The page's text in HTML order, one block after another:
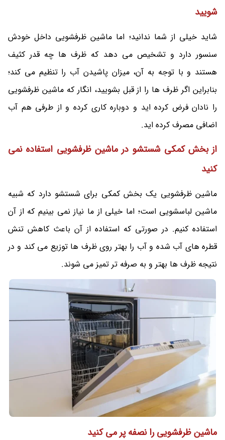
شویید
شاید خیلی از شما ندانید؛ اما ماشین ظرفشویی داخل خودش
سنسور دارد و تشخیص می دهد که ظرف ها چه قدر کثیف
هستند و با توجه به آن، میزان پاشیدن آب را تنظیم می‌ کند؛
بنابراین اگر ظرف ها را از قبل بشویید، انگار که ماشین ظرفشویی
را نادان فرض کرده اید و دوباره کاری کرده و از طرفی هم آب
اضافی مصرف کرده اید.
از بخش کمکی شستشو در ماشین ظرفشویی استفاده نمی
کنید
ماشین ظرفشویی یک بخش کمکی برای شستشو دارد که شبیه
ماشین لباسشویی است؛ اما خیلی از ما نیاز نمی بینیم که از آن
استفاده کنیم. در صورتی که استفاده از آن باعث کاهش تنش
قطره های آب شده و آب را بهتر روی ظرف ها توزیع می کند و در
نتیجه ظرف ها بهتر و به صرفه تر تمیز می شوند.
ماشین ظرفشویی را نصفه پر می کنید